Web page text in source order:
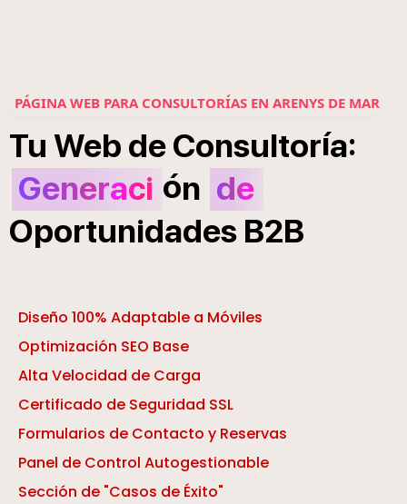
PÁGINA WEB PARA CONSULTORÍAS EN ARENYS DE MAR
Tu Web deConsultoría:
Generaci ón de
Oportunidades B2B
Diseño 100% Adaptable a Móviles
Optimización SEO Base
Alta Velocidad de Carga
Certificado de Seguridad SSL
Formularios de Contacto y Reservas
Panel de Control Autogestionable
Sección de "Casos de Éxito"